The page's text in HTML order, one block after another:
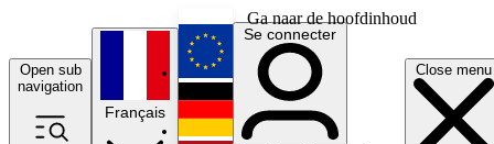
Ga naar de hoofdinhoud
Open sub
navigation
Close menu
Français
English
Deutsch
Se connecter